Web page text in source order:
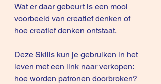
Wat er daar gebeurt is een mooi
voorbeeld van creatief denken of
hoe creatief denken ontstaat.
Deze Skills kun je gebruiken in het
leven met een link naar verkopen:
hoe worden patronen doorbroken?